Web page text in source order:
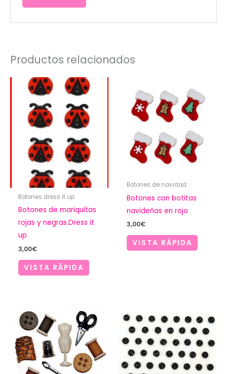
Productos relacionados
Botones dress it up
Botones de mariquitas
rojas y negras.Dress it
up
3,00€
VISTA RÁPIDA
Botones de navidad
Botones con botitas
navideñas en rojo
3,00€
VISTA RÁPIDA